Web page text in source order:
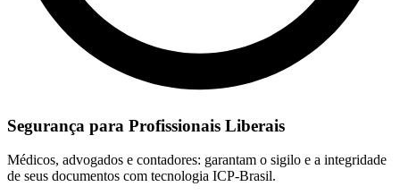
Segurança para Profissionais Liberais
Médicos, advogados e contadores: garantam o sigilo e a integridade
de seus documentos com tecnologia ICP-Brasil.